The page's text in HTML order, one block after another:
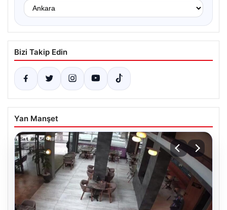
Bizi Takip Edin
Yan Manşet